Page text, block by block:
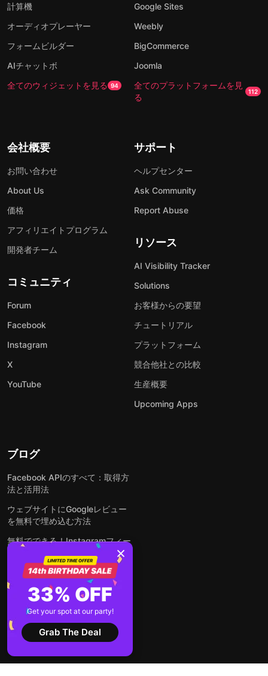
計算機
オーディオプレーヤー
フォームビルダー
AIチャットボ
全てのウィジェットを見る 94
Google Sites
Weebly
BigCommerce
Joomla
全てのプラットフォームを見
る
112
会社概要
お問い合わせ
About Us
価格
アフィリエイトプログラム
開発者チーム
コミュニティ
Forum
Facebook
Instagram
X
YouTube
サポート
ヘルプセンター
Ask Community
Report Abuse
リソース
AI Visibility Tracker
Solutions
お客様からの要望
チュートリアル
プラットフォーム
競合他社との比較
生産概要
Upcoming Apps
ブログ
Facebook APIのすべて：取得方
法と活用法
ウェブサイトにGoogleレビュー
を無料で埋め込む方法
無料でできる！Instagramフィー
ドをウェブサイトに埋め込む方法
どんなウェブサイトにも無料でフ
ォームを埋め込む方法
WordPressサイトにLinkedInフ
ィードを埋め込む方法は？
全ての投稿を見る
33% OFF
Get your spot at our party!
Grab The Deal